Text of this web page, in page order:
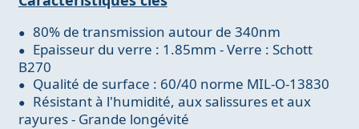
80% de transmission autour de 340nm
Epaisseur du verre : 1.85mm - Verre : Schott
B270
Qualité de surface : 60/40 norme MIL-O-13830
Résistant à l'humidité, aux salissures et aux
rayures - Grande longévité